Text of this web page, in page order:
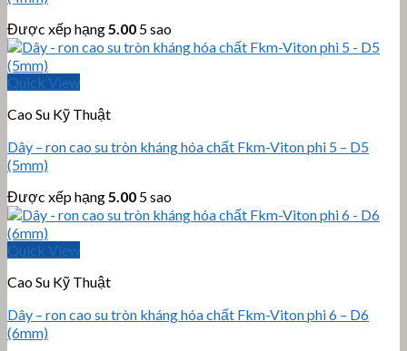
Được xếp hạng5.00 5 sao
Quick View
Cao Su Kỹ Thuật
Dây – ron cao su tròn kháng hóa chất Fkm-Viton phi 5 – D5
(5mm)
Được xếp hạng5.00 5 sao
Quick View
Cao Su Kỹ Thuật
Dây – ron cao su tròn kháng hóa chất Fkm-Viton phi 6 – D6
(6mm)